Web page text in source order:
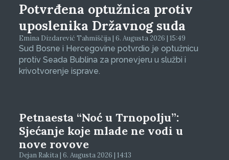
Potvrđena optužnica protiv
uposlenika Državnog suda
Emina Dizdarević Tahmiščija | 6. Augusta 2026 | 15:49
Sud Bosne i Hercegovine potvrdio je optužnicu
protiv Seada Bublina za pronevjeru u službi i
krivotvorenje isprave.
Petnaesta “Noć u Trnopolju”:
Sjećanje koje mlade ne vodi u
nove rovove
Dejan Rakita | 6. Augusta 2026 | 14:13